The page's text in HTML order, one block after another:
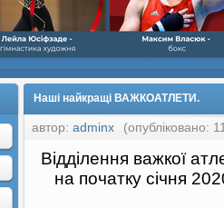
Наші найкращі ВАЖКОАТЛЕТИ.
автор: adminx (опубліковано:
Відділення важкої
на початку січня